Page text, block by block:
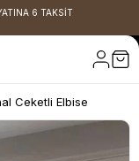
6 TAKSİT
Ceketli Elbise